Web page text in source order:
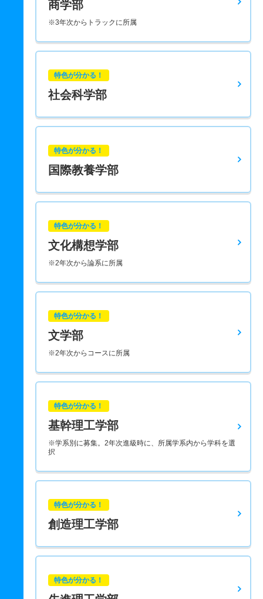
商学部
※3年次からトラックに所属
特色が分かる！
社会科学部
特色が分かる！
国際教養学部
特色が分かる！
文化構想学部
※2年次から論系に所属
特色が分かる！
文学部
※2年次からコースに所属
特色が分かる！
基幹理工学部
※学系別に募集。2年次進級時に、所属学系内から学科を選
択
特色が分かる！
創造理工学部
特色が分かる！